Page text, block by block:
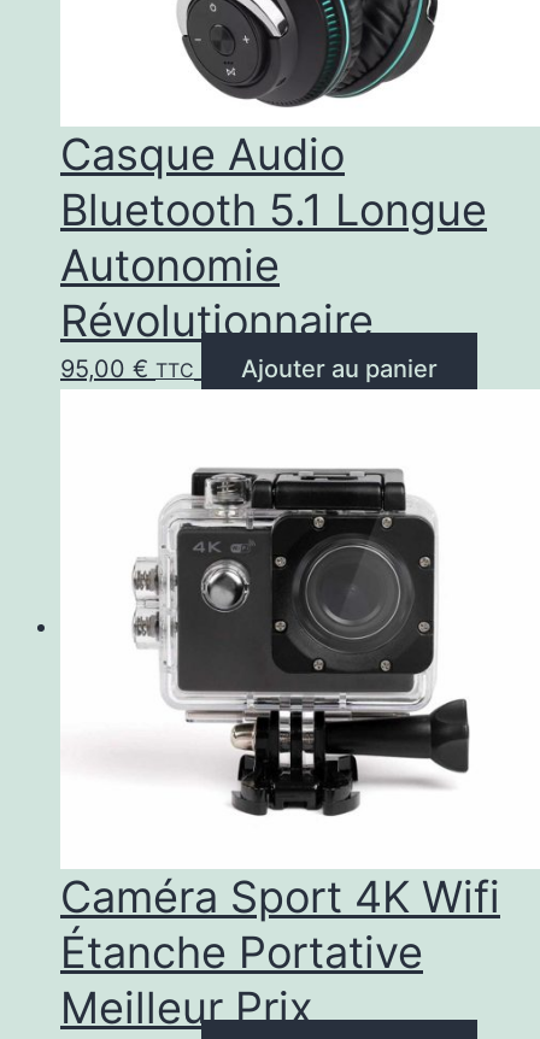
Casque Audio
Bluetooth 5.1 Longue
Autonomie
Révolutionnaire
95,00 € TTC Ajouter au panier
Caméra Sport 4K Wifi
Étanche Portative
Meilleur Prix